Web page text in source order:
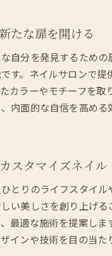
日常が
立川市
立川市
立川市
立川市
立川市
立川市
立川市
立川市
立川市
たな扉を開ける
自分を発見するため
す。ネイルサロンで
カラーやモチーフを
内面的な自信を高め
スタマイズネイル
とりのライフスタイ
い美しさを創り上げ
最適な施術を提案し
インや技術を目の当